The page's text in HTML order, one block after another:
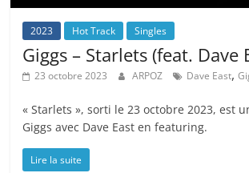
2023 Hot Track Singles
Giggs – Starlets (feat. Dave
23 octobre 2023 ARPOZ Dave East,
« Starlets », sorti le 23 octobre 2023, est
Giggs avec Dave East en featuring.
Lire la suite